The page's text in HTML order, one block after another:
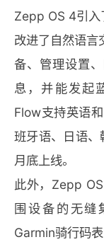
Zepp OS 4引
改进了自然语言
备、管理设置
息，并能发起
Flow支持英语
班牙语、日语
月底上线。
此外，Zepp
围设备的无缝
Garmin骑行码